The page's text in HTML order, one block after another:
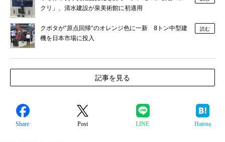
クリ」、清水建設が泉美術館に初適用
クボタが“原点回帰”のオレンジ色に一新 8トン中型建
機を日本市場に投入
読む
記事を見る
Share Post LINE Hatena